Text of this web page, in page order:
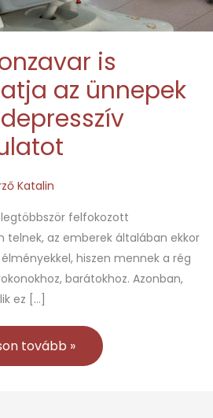
is
az ünnepek
Katalin
felfokozott
telnek, az emberek általában ekkor
hiszen mennek a rég
barátokhoz. Azonban,
ez […]
tovább »